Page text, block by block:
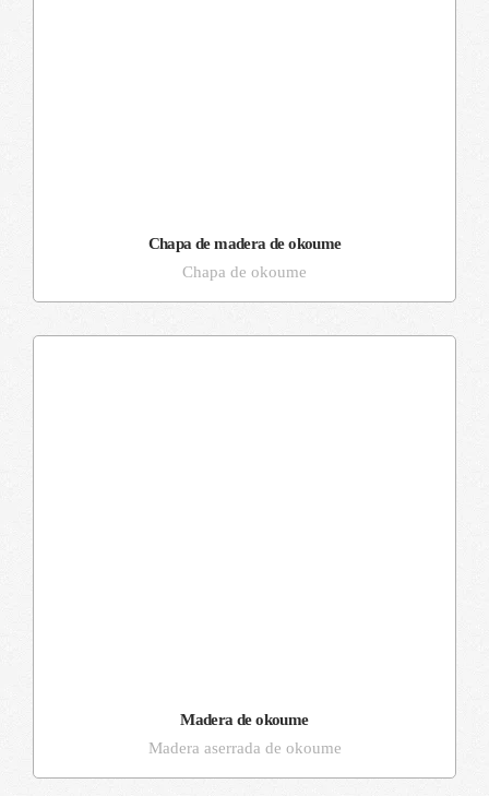
Chapa de okoume
Chapa de madera de okoume
Madera aserrada de okoume
Madera de okoume